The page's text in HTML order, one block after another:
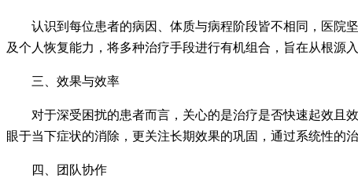
认识到每位患者的病因、体质与病程阶段皆不相同，医院坚
及个人恢复能力，将多种治疗手段进行有机组合，旨在从根源入
三、效果与效率
对于深受困扰的患者而言，关心的是治疗是否快速起效且效
眼于当下症状的消除，更关注长期效果的巩固，通过系统性的
四、团队协作